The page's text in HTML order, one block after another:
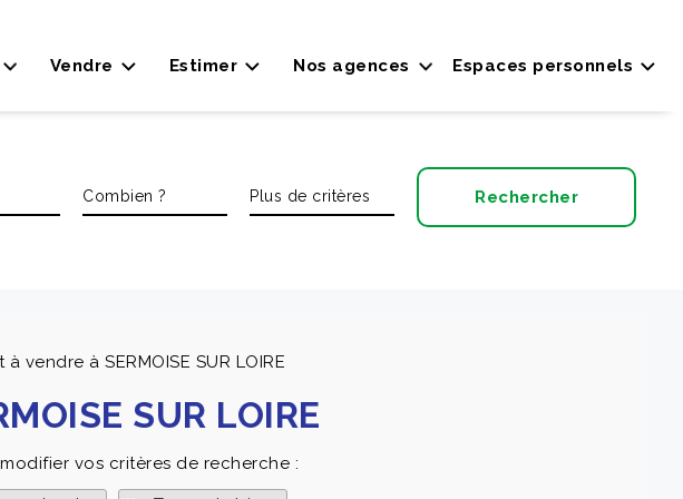
Espaces personnels
Vendre Estimer Nos agences
vendre à SERMOISE SUR LOIRE
SUR LOIRE
vos critères de recherche :